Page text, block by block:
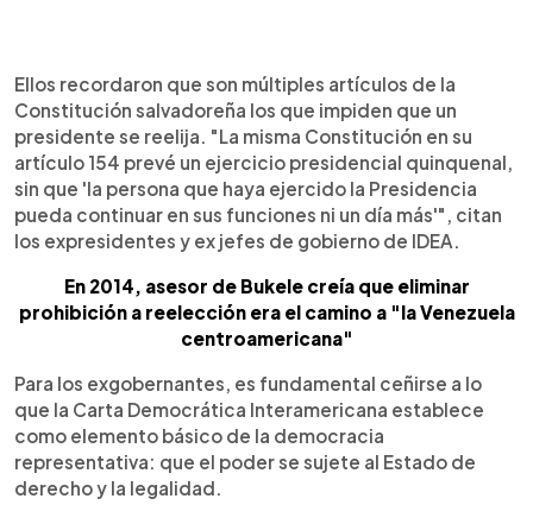
Ellos recordaron que son múltiples artículos de la
Constitución salvadoreña los que impiden que un
presidente se reelija. "La misma Constitución en su
artículo 154 prevé un ejercicio presidencial quinquenal,
sin que 'la persona que haya ejercido la Presidencia
pueda continuar en sus funciones ni un día más'", citan
los expresidentes y ex jefes de gobierno de IDEA.
En 2014, asesor de Bukele creía que eliminar
prohibición a reelección era el camino a "la Venezuela
centroamericana"
Para los exgobernantes, es fundamental ceñirse a lo
que la Carta Democrática Interamericana establece
como elemento básico de la democracia
representativa: que el poder se sujete al Estado de
derecho y la legalidad.